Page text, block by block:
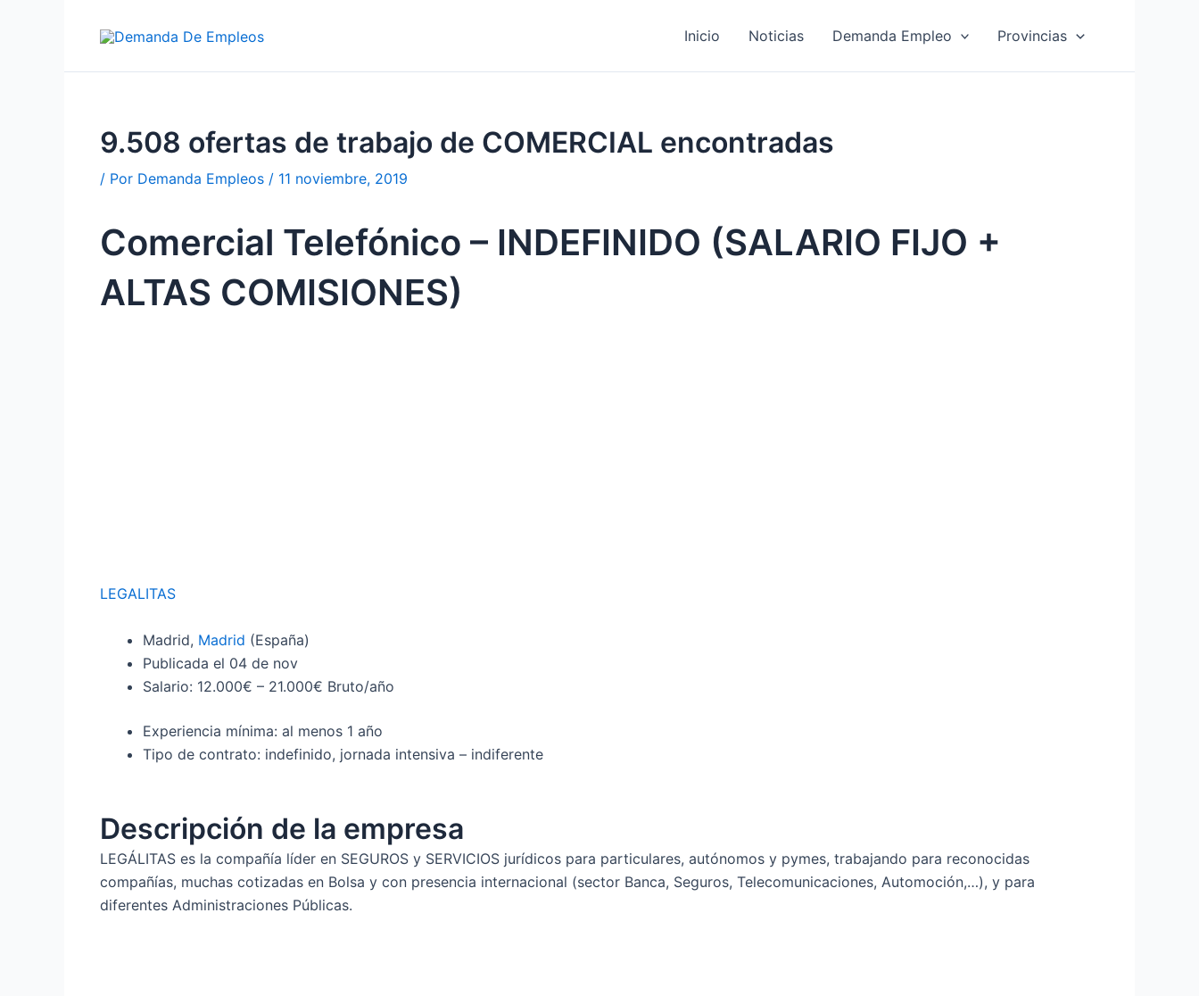
Inicio Noticias Demanda Empleo Provincias
9.508 ofertas de trabajo de COMERCIAL encontradas
/ Por Demanda Empleos / 11 noviembre, 2019
Comercial Telefónico – INDEFINIDO (SALARIO FIJO +
ALTAS COMISIONES)
LEGALITAS
Madrid, Madrid (España)
Publicada el 04 de nov
Salario: 12.000€ – 21.000€ Bruto/año
Experiencia mínima: al menos 1 año
Tipo de contrato: indefinido, jornada intensiva – indiferente
Descripción de la empresa
LEGÁLITAS es la compañía líder en SEGUROS y SERVICIOS jurídicos para particulares, autónomos y pymes, trabajando para reconocidas
compañías, muchas cotizadas en Bolsa y con presencia internacional (sector Banca, Seguros, Telecomunicaciones, Automoción,…), y para
diferentes Administraciones Públicas.